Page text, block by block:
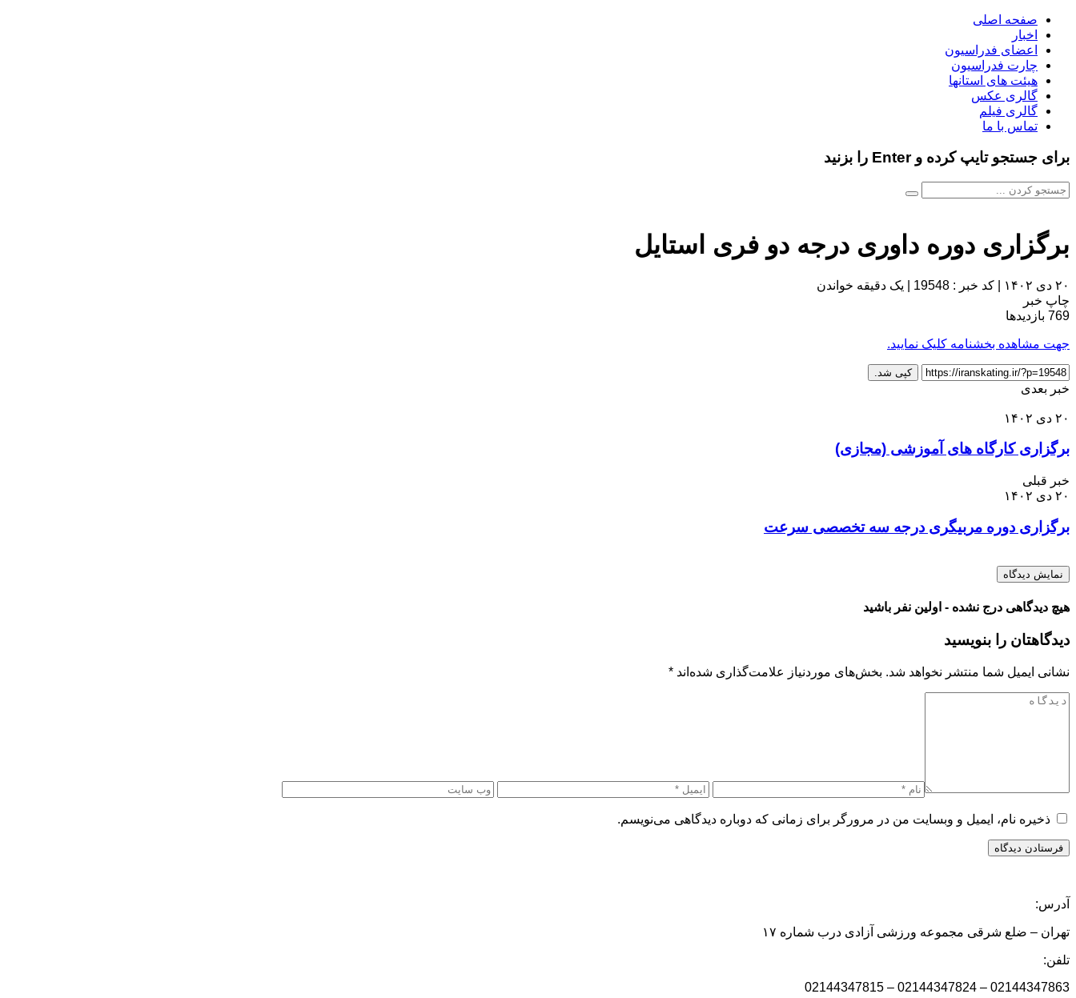
صفحه اصلی
اخبار
اعضای فدراسیون
چارت فدراسیون
هیئت های استانها
گالری عکس
گالری فیلم
تماس با ما
برای جستجو تایپ کرده و Enter را بزنید
برگزاری دوره داوری درجه دو فری استایل
۲۰ دی ۱۴۰۲ کد خبر : 19548
یک دقیقه خواندن
چاپ خبر
769 بازدیدها
جهت مشاهده بخشنامه کلیک نمایید.
کپی شد.
خبر بعدی
۲۰ دی ۱۴۰۲
برگزاری کارگاه های آموزشی (مجازی)
خبر قبلی
۲۰ دی ۱۴۰۲
برگزاری دوره مربیگری درجه سه تخصصی سرعت
نمایش دیدگاه
هیچ دیدگاهی درج نشده - اولین نفر باشید
دیدگاهتان را بنویسید
نشانی ایمیل شما منتشر نخواهد شد. بخش‌های موردنیاز علامت‌گذاری شده‌اند *
ذخیره نام، ایمیل و وبسایت من در مرورگر برای زمانی که دوباره دیدگاهی می‌نویسم.
آدرس:
تهران – ضلع شرقی مجموعه ورزشی آزادی درب شماره ۱۷
تلفن:
02144347863 – 02144347824 – 02144347815